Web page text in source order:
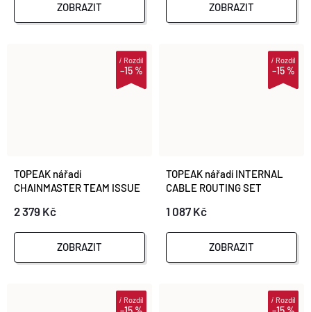
ZOBRAZIT ZOBRAZIT
–15 %
iRozdíl
TOPEAK nářadí
CHAINMASTER TEAM ISSUE
2 379 Kč
ZOBRAZIT
–15 %
iRozdíl
TOPEAK nářadí INTERNAL
CABLE ROUTING SET
1 087 Kč
ZOBRAZIT
iRozdíl iRozdíl